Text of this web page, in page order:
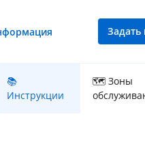
Задать
📚
Инструкции
🗺 Зоны